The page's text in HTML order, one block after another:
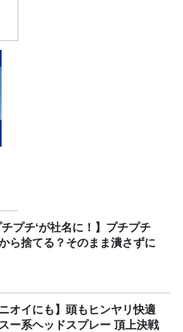
チプチ‘が社名に！】プチプチ
ら捨てる？そのまま潰さずに
ニオイにも】頭もヒンヤリ快適
ー系ヘッドスプレー 頂上決戦